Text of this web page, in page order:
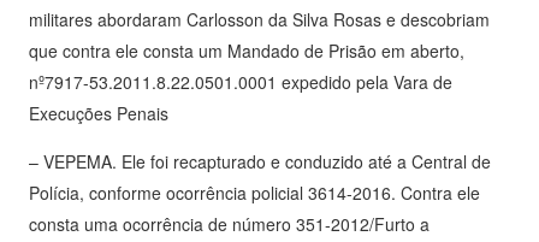
militares abordaram Carlosson da Silva Rosas e descobriam
que contra ele consta um Mandado de Prisão em aberto,
nº7917-53.2011.8.22.0501.0001 expedido pela Vara de
Execuções Penais
– VEPEMA. Ele foi recapturado e conduzido até a Central de
Polícia, conforme ocorrência policial 3614-2016. Contra ele
consta uma ocorrência de número 351-2012/Furto a